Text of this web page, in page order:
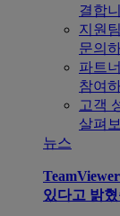
결합
지원
문의
파트
참여
고객
살펴
뉴스
있다고 밝